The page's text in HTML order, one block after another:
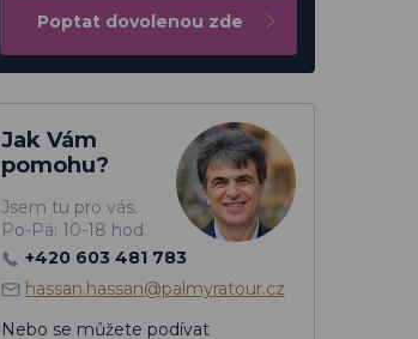
Poptat dovolenou zde
Jak Vám
pomohu?
Jsem tu pro vás.
Po-Pá: 10-18 hod.
+420 603 481 783
hassan.hassan@palmyratour.cz
Nebo se můžete podívat